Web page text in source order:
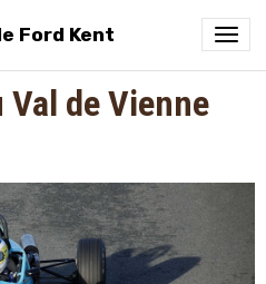
Ford Kent
de Vienne